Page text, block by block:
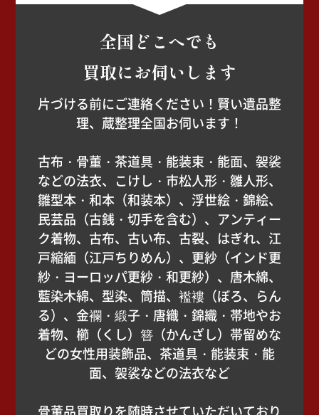
全国どこへでも
買取にお伺いします
片づける前にご連絡ください！賢い遺品整
理、蔵整理全国お伺います！
古布・骨董・茶道具・能装束・能面、袈裟
などの法衣、こけし・市松人形・雛人形、
雛型本・和本（和装本）、浮世絵・錦絵、
民芸品（古銭・切手を含む）、アンティー
ク着物、古布、古い布、古裂、はぎれ、江
戸縮緬（江戸ちりめん）、更紗（インド更
紗・ヨーロッパ更紗・和更紗）、唐木綿、
藍染木綿、型染、筒描、襤褸（ぼろ、らん
る）、金襴・緞子・唐織・錦織・帯地やお
着物、櫛（くし）簪（かんざし）帯留めな
どの女性用装飾品、茶道具・能装束・能
面、袈裟などの法衣など
骨董品買取りを随時させていただいており